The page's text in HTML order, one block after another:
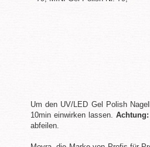
Um den UV/LED Gel Polish
10min einwirken lassen. Achtung:
abfeilen.